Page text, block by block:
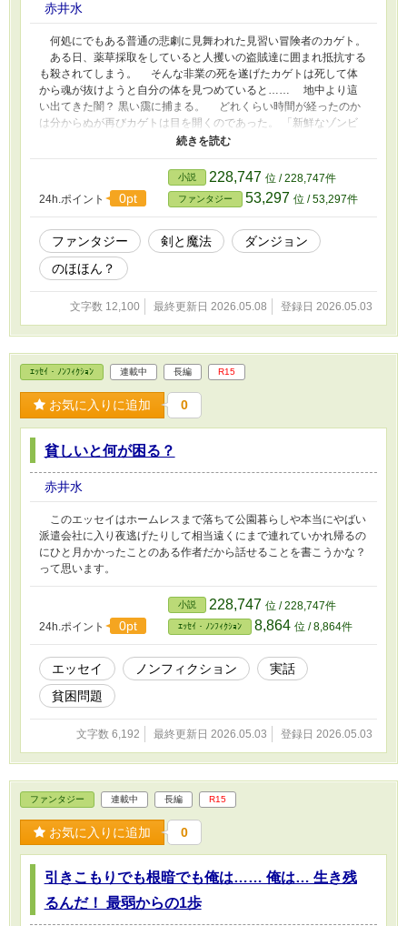
赤井水
何処にでもある普通の悲劇に見舞われた見習い冒険者のカゲト。
ある日、薬草採取をしていると人攫いの盗賊達に囲まれ抵抗する
も殺されてしまう。 そんな非業の死を遂げたカゲトは死して体
から魂が抜けようと自分の体を見つめていると…… 地中より這
い出てきた闇？ 黒い靄に捕まる。 どれくらい時間が経ったのか
は分からぬが再びカゲトは目を開くのであった。 「新鮮なゾンビ
って……」 拝啓、天国のお母さん。蒸発したクソ親父。 俺ゾ
ンビになりました！ やべぇぇぇ！！ 早く何かしらに進化しない
と浄化されるぅぅ殺されるぅぅ！！
24h.ポイント 0pt
小説 228,747 位 / 228,747件
ファンタジー 53,297 位 / 53,297件
ファンタジー 剣と魔法
ダンジョン
のほほん？
文字数 12,100 最終更新日 2026.05.08 登録日 2026.05.03
ｴｯｾｲ・ﾉﾝﾌｨｸｼｮﾝ 連載中 長編 R15
お気に入りに追加 0
貧しいと何が困る？
赤井水
このエッセイはホームレスまで落ちて公園暮らしや本当にやばい
派遣会社に入り夜逃げたりして相当遠くにまで連れていかれ帰るの
にひと月かかったことのある作者だから話せることを書こうかな？
って思います。
24h.ポイント 0pt
小説 228,747 位 / 228,747件
ｴｯｾｲ・ﾉﾝﾌｨｸｼｮﾝ 8,864 位 / 8,864件
エッセイ ノンフィクション
実話
貧困問題
文字数 6,192 最終更新日 2026.05.03 登録日 2026.05.03
ファンタジー 連載中 長編 R15
お気に入りに追加 0
引きこもりでも根暗でも俺は…… 俺は… 生き残
るんだ！ 最弱からの1歩